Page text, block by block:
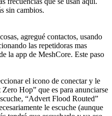
sin cambios.
agregué contactos, usando
las repetidoras mas
la app de MeshCore. Este paso
el icono de conectar y le
Hop” que es para anunciarse
“Advert Flood Routed”
le escuche (aunque